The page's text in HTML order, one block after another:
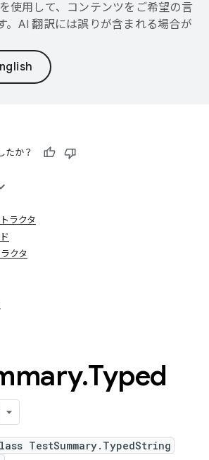
使用して、コンテンツをご希望の言
。AI 翻訳には誤りが含まれる場合が
たか？
ラクタ
クタ
.Typed
TestSummary.TypedString